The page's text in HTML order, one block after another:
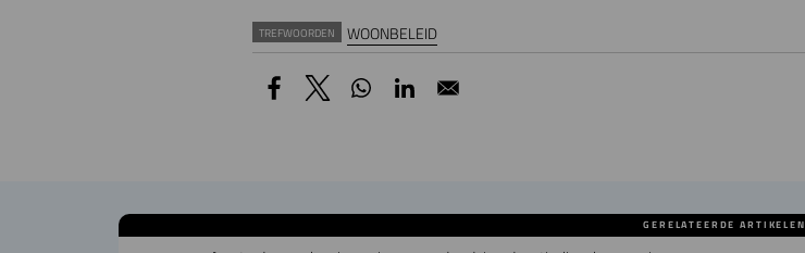
TREFWOORDEN WOONBELEID
GERELATEERDE ARTIKELEN